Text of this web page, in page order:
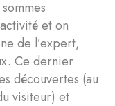
et on
de l’expert,
Ce dernier
découvertes (au
visiteur) et